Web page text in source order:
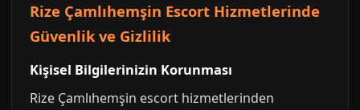
Rize Çamlıhemşin Escort Hizmetlerinde
Güvenlik ve Gizlilik
Kişisel Bilgilerinizin Korunması
Rize Çamlıhemşin escort hizmetlerinden